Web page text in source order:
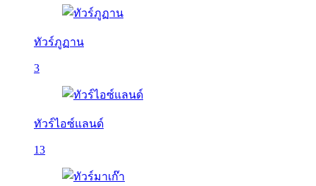
ทัวร์ภูฏาน
3
ทัวร์ไอซ์แลนด์
13